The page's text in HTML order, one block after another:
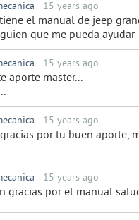
15 years ago
el manual de jeep
que me pueda ayudar
15 years ago
aporte master...
15 years ago
por tu buen aporte,
15 years ago
gracias por el manual